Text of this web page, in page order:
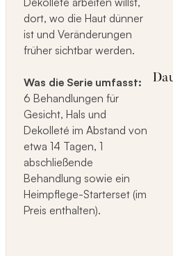
dort, wo die Haut dünner
ist und Veränderungen
früher sichtbar werden.
Was die Serie umfasst:
6 Behandlungen für
Gesicht, Hals und
Dekolleté im Abstand von
etwa 14 Tagen, 1
abschließende
Behandlung sowie ein
Heimpflege-Starterset (im
Preis enthalten).